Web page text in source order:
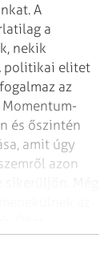
A
a
nekik
politikai elitet
az
és őszintén
amit úgy
azon